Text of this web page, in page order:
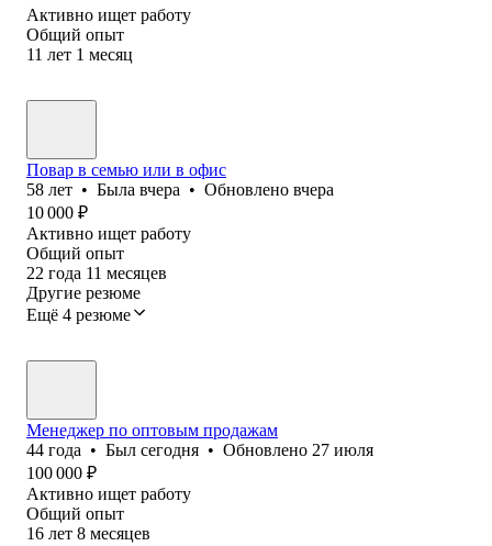
Активно ищет работу
Общий опыт
11 лет 1 месяц
Повар в семью или в офис
58 лет • Была вчера • Обновлено вчера
10 000 ₽
Активно ищет работу
Общий опыт
22 года 11 месяцев
Другие резюме
Ещё 4 резюме
Менеджер по оптовым продажам
44 года • Был сегодня • Обновлено 27 июля
100 000 ₽
Активно ищет работу
Общий опыт
16 лет 8 месяцев